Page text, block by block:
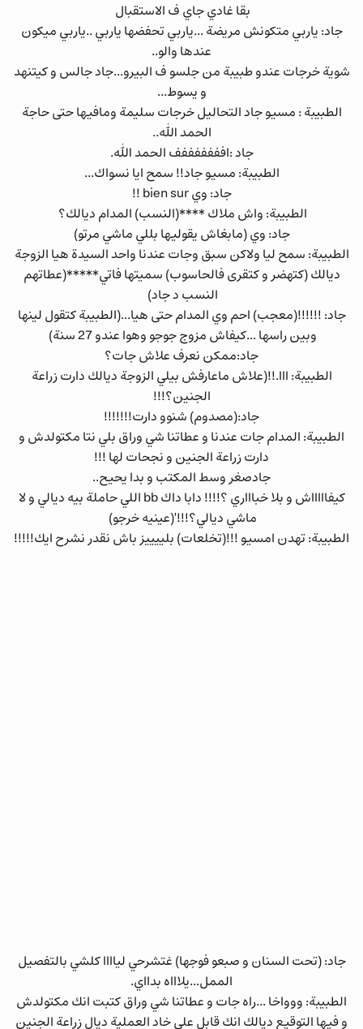
بقا غادي جاي ف الاستقبال
جاد: ياربي متكونش مريضة ...ياربي تحفضها ياربي ..ياربي ميكون
عندها والو..
شوية خرجات عندو طبيبة من جلسو ف البيرو...جاد جالس و كيتنهد
و يسوط...
الطبيبة : مسيو جاد التحاليل خرجات سليمة ومافيها حتى حاجة
الحمد الله..
جاد :افففففففف الحمد الله.
الطبيبة: مسيو جاد!! سمح ايا نسواك...
جاد: وي bien sur !!
الطبيبة: واش ملاك ****(النسب) المدام ديالك؟
جاد: وي (مابغاش يقوليها بللي ماشي مرتو)
الطبيبة: سمح ليا ولاكن سبق وجات عندنا واحد السيدة هيا الزوجة
ديالك (كتهضر و كتقرى فالحاسوب) سميتها فاتي*****(عطاتهم
النسب د جاد)
جاد: !!!!!!(معجب) احم وي المدام حتى هيا...(الطبيبة كتقول لينها
وبين راسها ...كيفاش مزوج جوجو وهوا عندو 27 سنة)
جاد:ممكن نعرف علاش جات؟
الطبيبة: ااا.!!(علاش ماعارفش بيلي الزوجة ديالك دارت زراعة
الجنين؟!!!
جاد:(مصدوم) شنوو دارت!!!!!!!
الطبيبة: المدام جات عندنا و عطاتنا شي وراق بلي نتا مكتولدش و
دارت زراعة الجنين و نجحات لها !!!
جادصغر وسط المكتب و بدا يحيح..
كيفاااااش و بلا خباااري ؟!!!! دابا داك bb اللي حاملة بيه ديالي و لا
ماشي ديالي؟!!!'(عينيه خرجو)
الطبيبة: تهدن امسيو !!!(تخلعات) بلييييز باش نقدر نشرح ايك!!!!!
جاد: (تحت السنان و صبعو فوجها) غتشرحي لياااا كلشي بالتفصيل
الممل...يلاااه بدااي.
الطبيبة: ووواخا ...راه جات و عطاتنا شي وراق كتبت انك مكتولدش
و فيها التوقيع ديالك انك قابل على خاد العملية ديال زراعة الجنين